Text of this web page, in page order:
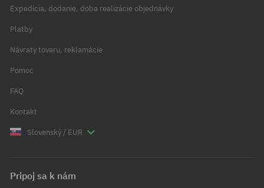
Expedícia, dodanie, doba realizácie objednávky
Platby
Návraty tovaru, reklamácie
Pomoc
FAQ
Kontakt
Slovenský / EUR
Pripoj sa k nám